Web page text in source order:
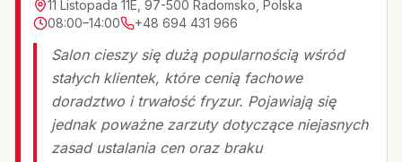
11 Listopada 11E, 97-500 Radomsko, Polska
08:00–14:00
+48 694 431 966
Salon cieszy się dużą popularnością wśród
stałych klientek, które cenią fachowe
doradztwo i trwałość fryzur. Pojawiają się
jednak poważne zarzuty dotyczące niejasnych
zasad ustalania cen oraz braku